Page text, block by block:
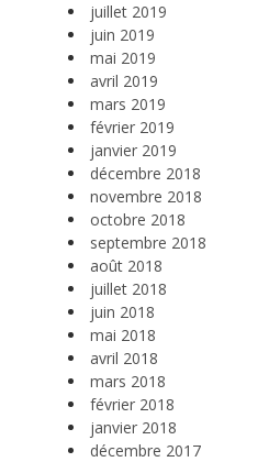
juillet 2019
juin 2019
mai 2019
avril 2019
mars 2019
février 2019
janvier 2019
décembre 2018
novembre 2018
octobre 2018
septembre 2018
août 2018
juillet 2018
juin 2018
mai 2018
avril 2018
mars 2018
février 2018
janvier 2018
décembre 2017